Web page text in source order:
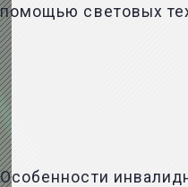
помощью световых
Особенности